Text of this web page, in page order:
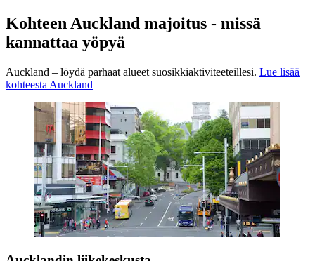
Kohteen Auckland majoitus - missä
kannattaa yöpyä
Auckland – löydä parhaat alueet suosikkiaktiviteeteillesi. Lue lisää
kohteesta Auckland